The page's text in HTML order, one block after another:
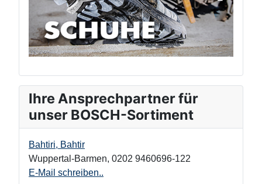
Ihre Ansprechpartner für
unser BOSCH-Sortiment
Bahtiri, Bahtir
Wuppertal-Barmen, 0202 9460696-122
E-Mail schreiben..